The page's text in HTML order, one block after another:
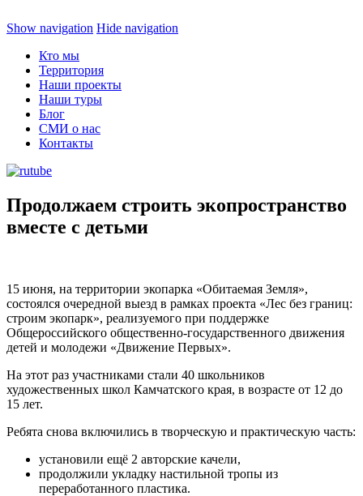
Show navigation Hide navigation
Кто мы
Территория
Наши проекты
Наши туры
Блог
СМИ о нас
Контакты
Продолжаем строить экопространство
вместе с детьми
15 июня, на территории экопарка «Обитаемая Земля»,
состоялся очередной выезд в рамках проекта «Лес без границ:
строим экопарк», реализуемого при поддержке
Общероссийского общественно-государственного движения
детей и молодежи «Движение Первых».
На этот раз участниками стали 40 школьников
художественных школ Камчатского края, в возрасте от 12 до
15 лет.
Ребята снова включились в творческую и практическую часть:
установили ещё 2 авторские качели,
продолжили укладку настильной тропы из
переработанного пластика.